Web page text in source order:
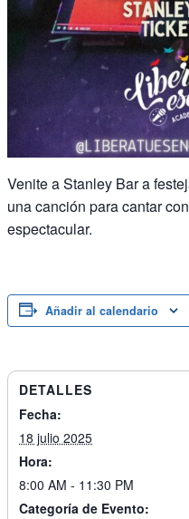
Venite a Stanley Bar a
una canción para cantar
espectacular.
Añadir al calendario
DETALLES
Fecha:
18 julio 2025
Hora:
8:00 AM - 11:30 PM
Categoría de Evento: